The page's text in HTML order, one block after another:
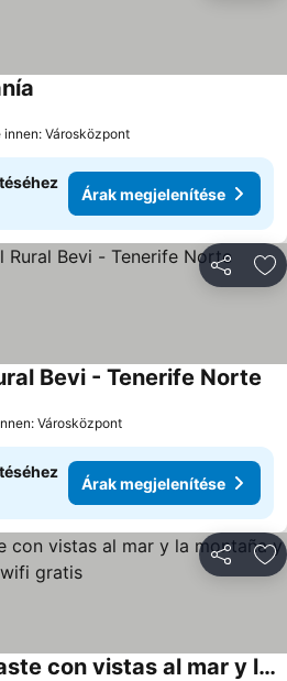
innen: Városközpont
Árak megjelenítése
Bevi - Tenerife Norte
Városközpont
Árak megjelenítése
Apartamento Tajinaste con vistas al mar y la montaña y wifi gratis